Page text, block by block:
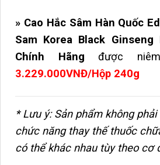
» Cao Hắc Sâm Hàn Quốc
Sam Korea Black Ginseng
Chính Hãng được
3.229.000VNĐ/Hộp 240g
* Lưu ý: Sản phẩm không
chức năng thay thế thuốc
có thể khác nhau tùy theo cơ